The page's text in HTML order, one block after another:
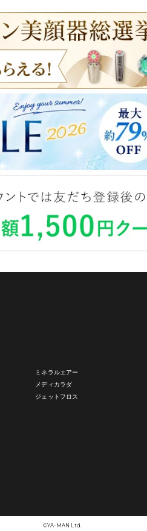
ミネラルエアー
メディカラダ
ジェットフロス
©︎YA-MAN Ltd.